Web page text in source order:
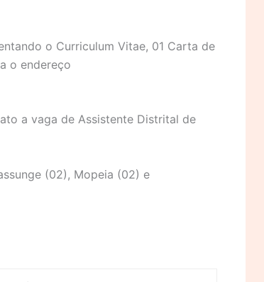
o Curriculum Vitae, 01 Carta de
o endereço
a vaga de Assistente Distrital de
(02), Mopeia (02) e